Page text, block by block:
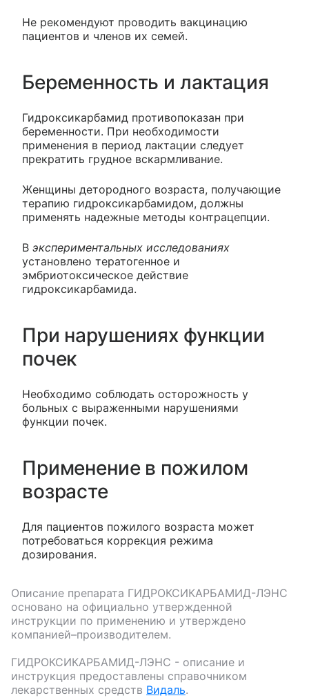
Не рекомендуют проводить вакцинацию
пациентов и членов их семей.
Беременность и лактация
Гидроксикарбамид противопоказан при
беременности. При необходимости
применения в период лактации следует
прекратить грудное вскармливание.
Женщины детородного возраста, получающие
терапию гидроксикарбамидом, должны
применять надежные методы контрацепции.
В экспериментальных исследованиях
установлено тератогенное и
эмбриотоксическое действие
гидроксикарбамида.
При нарушениях функции
почек
Необходимо соблюдать осторожность у
больных с выраженными нарушениями
функции почек.
Применение в пожилом
возрасте
Для пациентов пожилого возраста может
потребоваться коррекция режима
дозирования.
Описание препарата ГИДРОКСИКАРБАМИД-ЛЭНС
основано на официально утвержденной
инструкции по применению и утверждено
компанией–производителем.
ГИДРОКСИКАРБАМИД-ЛЭНС - описание и
инструкция предоставлены справочником
лекарственных средств Видаль.